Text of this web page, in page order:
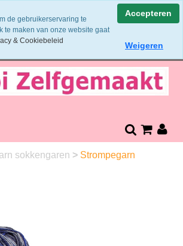
verzonden
zelf overschrijven
sokkengaren > Strompegarn
de gebruikerservaring te
te maken van onze website gaat
& Cookiebeleid
Accepteren
Weigeren